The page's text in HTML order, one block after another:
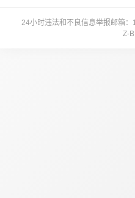
24小时违法和不良信息举报邮箱
Z-